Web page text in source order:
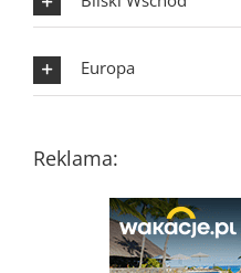
Europa
Reklama: